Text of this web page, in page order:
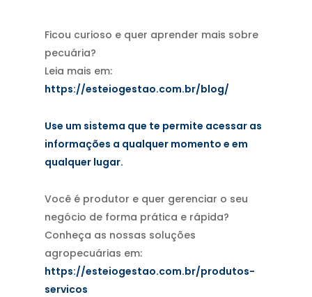
Ficou curioso e quer aprender mais sobre
pecuária?
Leia mais em:
https://esteiogestao.com.br/blog/
Use um sistema que te permite acessar as
informações a qualquer momento e em
qualquer lugar.
Você é produtor e quer gerenciar o seu
negócio de forma prática e rápida?
Conheça as nossas soluções
agropecuárias em:
https://esteiogestao.com.br/produtos-
servicos